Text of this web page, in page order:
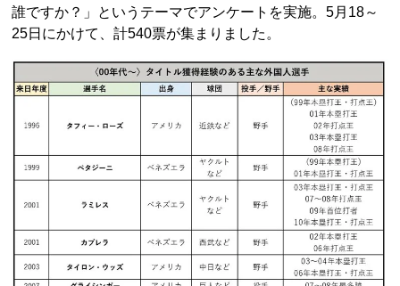
誰ですか？」というテーマでアンケートを実施。5月18～
25日にかけて、計540票が集まりました。